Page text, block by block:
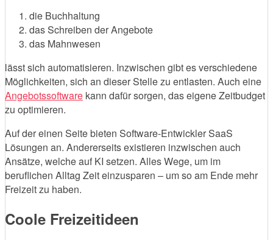
die Buchhaltung
das Schreiben der Angebote
das Mahnwesen
lässt sich automatisieren. Inzwischen gibt es verschiedene
Möglichkeiten, sich an dieser Stelle zu entlasten. Auch eine
Angebotssoftware kann dafür sorgen, das eigene Zeitbudget
zu optimieren.
Auf der einen Seite bieten Software-Entwickler SaaS
Lösungen an. Andererseits existieren inzwischen auch
Ansätze, welche auf KI setzen. Alles Wege, um im
beruflichen Alltag Zeit einzusparen – um so am Ende mehr
Freizeit zu haben.
Coole Freizeitideen